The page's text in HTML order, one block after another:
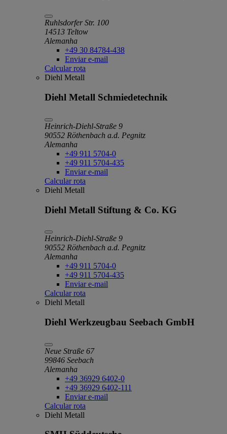
Ruhlsdorfer Str. 100
14513 Teltow
Alemanha
+49 30 84784-438
Enviar e-mail
Calcular rota
Diehl Metall
Diehl Metall Schmiedetechnik
Heinrich-Diehl-Straße 9
90552 Röthenbach a.d. Pegnitz
Alemanha
+49 911 5704-0
+49 911 5704-435
Enviar e-mail
Calcular rota
Diehl Metall
Diehl Metall Stiftung & Co. KG
Heinrich-Diehl-Straße 9
90552 Röthenbach a.d. Pegnitz
Alemanha
+49 911 5704-0
+49 911 5704-435
Enviar e-mail
Calcular rota
Diehl Metall
Diehl Werkzeugbau Seebach GmbH
Neue Straße 67
99846 Seebach
Alemanha
+49 36929 6402-0
+49 36929 6402-111
Enviar e-mail
Calcular rota
Diehl Metall